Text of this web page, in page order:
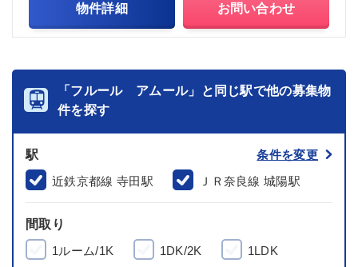
物件詳細 お問い合わせ
「フルール アムール」と同じ駅で他の募集物
件を探す
駅
条件を変更
近鉄京都線 寺田駅
ＪＲ奈良線 城陽駅
間取り
1ルーム/1K
1DK/2K 1LDK